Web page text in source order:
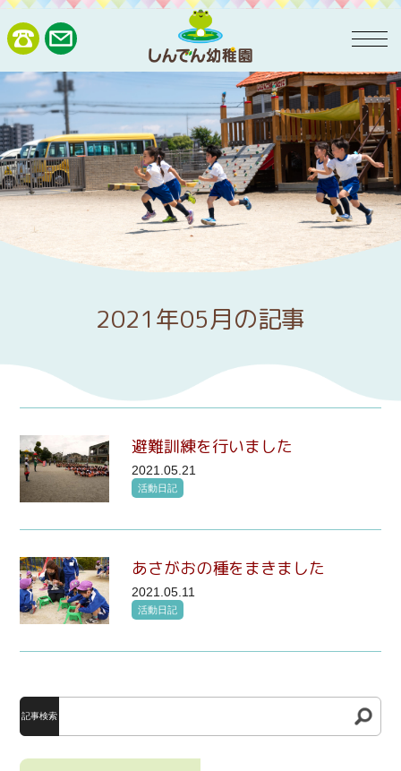
2021年05月の記事
避難訓練を行いました
2021.05.21
活動日記
あさがおの種をまきました
2021.05.11
活動日記
記事検索